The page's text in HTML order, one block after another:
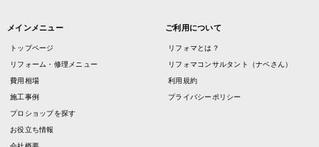
メインメニュー
トップページ
リフォーム・修理メニュー
費用相場
施工事例
プロショップを探す
お役立ち情報
ご利用について
リフォマとは？
リフォマコンサルタント（ナベさん）
利用規約
プライバシーポリシー